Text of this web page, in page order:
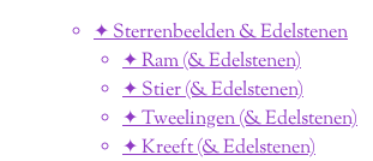
✦ Sterrenbeelden & Edelstenen
✦ Ram (& Edelstenen)
✦ Stier (& Edelstenen)
✦ Tweelingen (& Edelstenen)
✦ Kreeft (& Edelstenen)